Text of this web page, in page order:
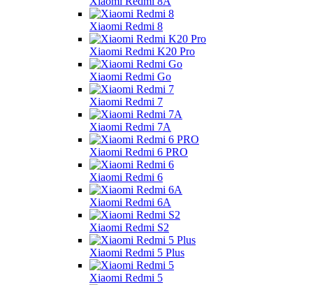
Xiaomi Redmi 8
Xiaomi Redmi K20 Pro
Xiaomi Redmi Go
Xiaomi Redmi 7
Xiaomi Redmi 7A
Xiaomi Redmi 6 PRO
Xiaomi Redmi 6
Xiaomi Redmi 6A
Xiaomi Redmi S2
Xiaomi Redmi 5 Plus
Xiaomi Redmi 5